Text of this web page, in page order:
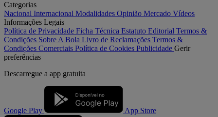
Categorias
Nacional Internacional Modalidades Opinião Mercado Vídeos
Informações Legais
Política de Privacidade Ficha Técnica Estatuto Editorial Termos &
Condições Sobre A Bola Livro de Reclamações Termos &
Condições Comerciais Política de Cookies Publicidade Gerir
preferências
Descarregue a app gratuita
Google Play App Store